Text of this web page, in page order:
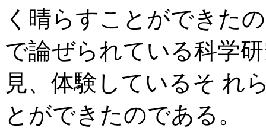
く晴らすことができた
で論ぜられている科学
見、体験しているそ れ
とができたのである。